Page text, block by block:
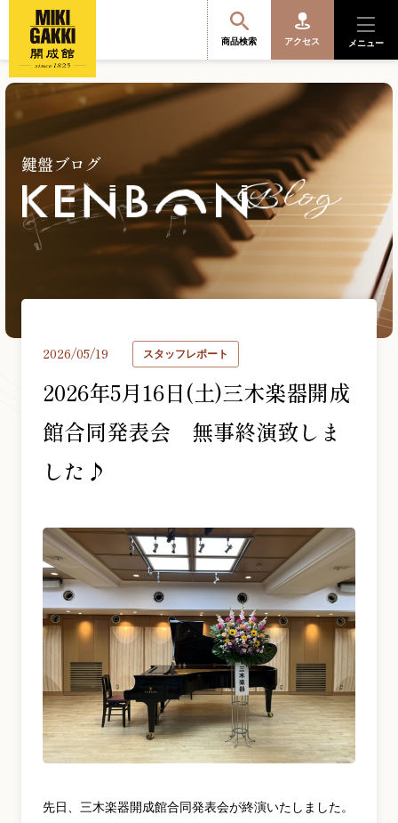
商品検索 アクセス メニュー
便利なサービス
開成館を知る
サポート・購入特典
受付時間 10:00～19:00 (水曜定休)
発信する
お問い合わせフォーム
大阪・本町のピアノ専門店
三木楽器 開成館
〒541-0057
鍵盤ブログ
2026/05/19 スタッフレポート
2026年5月16日(土)三木楽器開成
館合同発表会 無事終演致しま
した♪
先日、三木楽器開成館合同発表会が終演いたしました。